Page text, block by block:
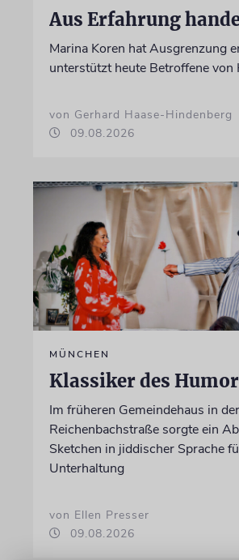
Aus Erfahrung
Marina Koren hat Ausgrenzung
unterstützt heute Betroffene von
von Gerhard Haase-Hindenberg
09.08.2026
MÜNCHEN
Klassiker des
Im früheren Gemeindehaus in der
Reichenbachstraße sorgte ein
Sketchen in jiddischer Sprache
Unterhaltung
von Ellen Presser
09.08.2026